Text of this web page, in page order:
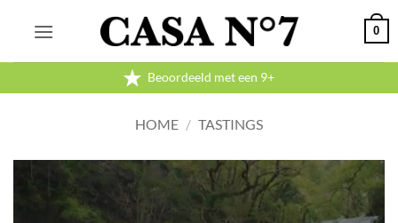
0
Beoordeeld met een 9+
HOME / TASTINGS